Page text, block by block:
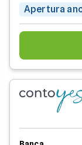
Apertura